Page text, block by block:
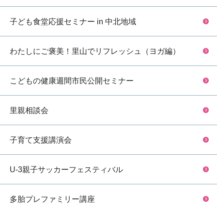
子ども食堂応援セミナー in 中北地域
わたしにご褒美！里山でリフレッシュ（ヨガ編）
こどもの健康週間市民公開セミナー
里親相談会
子育て支援講演会
U-3親子サッカーフェスティバル
多胎プレファミリー講座